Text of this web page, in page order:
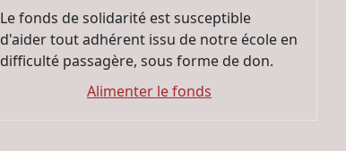
Le fonds de solidarité est susceptible
d'aider tout adhérent issu de notre école en
difficulté passagère, sous forme de don.
Alimenter le fonds